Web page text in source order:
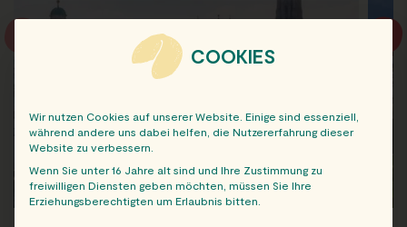
COOKIES
Wir nutzen Cookies auf unserer Website. Einige sind essenziell,
während andere uns dabei helfen, die Nutzererfahrung dieser
Website zu verbessern.
Wenn Sie unter 16 Jahre alt sind und Ihre Zustimmung zu
freiwilligen Diensten geben möchten, müssen Sie Ihre
Erziehungsberechtigten um Erlaubnis bitten.